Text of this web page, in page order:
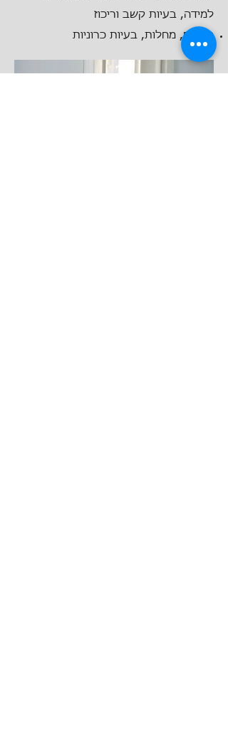
למידה, בעיות קשב וריכוז
כאבים, מחלות, בעיות כרוניות